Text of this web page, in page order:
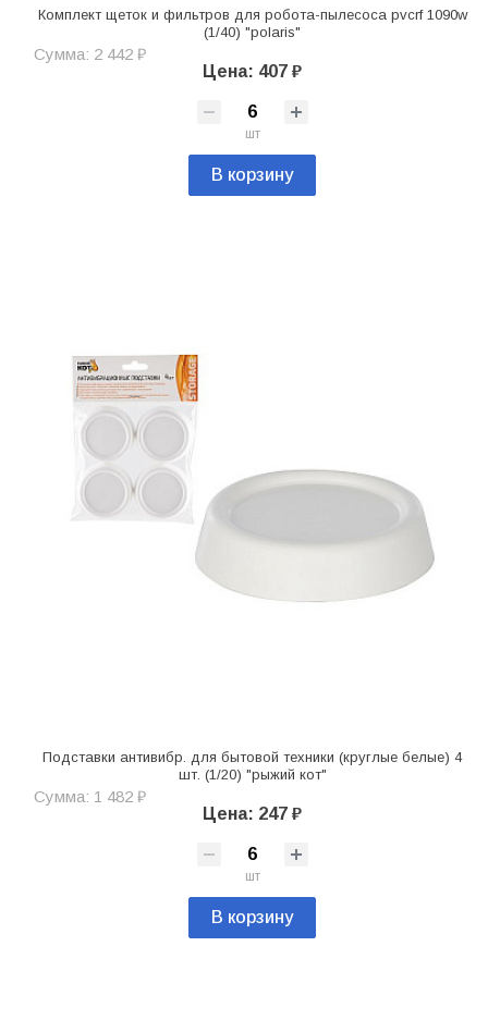
Комплект щеток и фильтров для робота-пылесоса pvcrf 1090w
(1/40) "polaris"
Сумма: 2 442 ₽
Цена: 407 ₽
шт
В корзину
Подставки антивибр. для бытовой техники (круглые белые) 4
шт. (1/20) "рыжий кот"
Сумма: 1 482 ₽
Цена: 247 ₽
шт
В корзину